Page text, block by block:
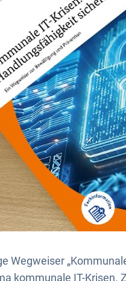
Wegweiser
kommunale IT-Krisen.